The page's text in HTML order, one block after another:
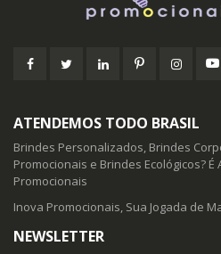
ATENDEMOS TODO BRASIL
Brindes Personalizados, Brindes
Promocionais e Brindes Ecológicos? É
Promocionais
Inova Promocionais, Sua Jogada de
NEWSLETTER